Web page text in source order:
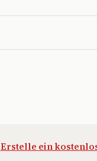
Erstelle ein